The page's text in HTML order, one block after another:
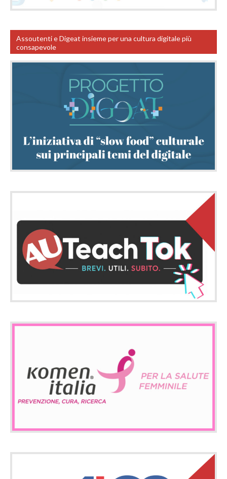
Assoutenti e Digeat insieme per una cultura digitale più
consapevole